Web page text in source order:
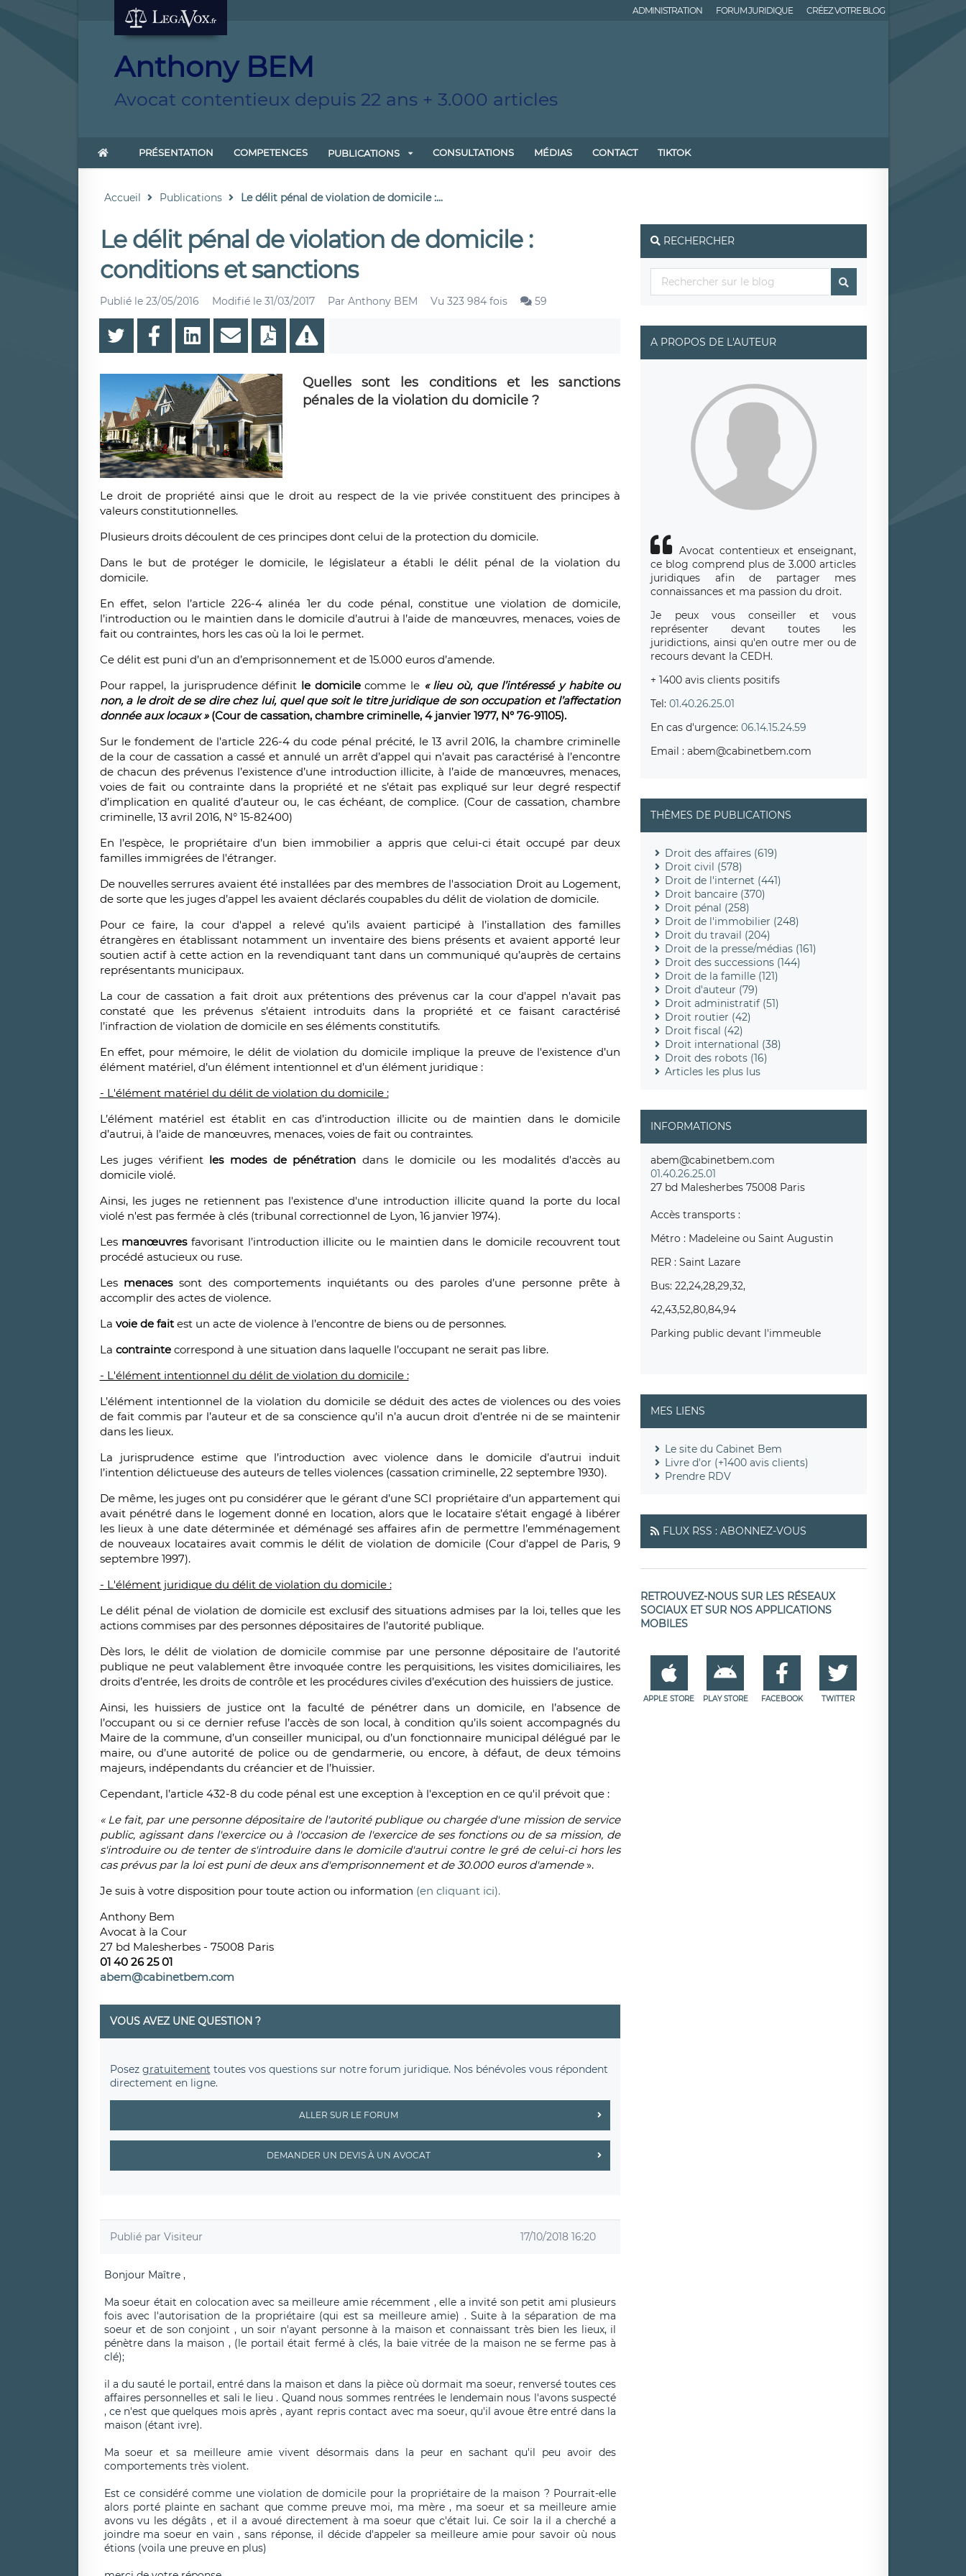
ADMINISTRATION FORUM JURIDIQUE CRÉEZ VOTRE BLOG
Anthony BEM
Avocat contentieux depuis 22 ans + 3.000 articles
PRÉSENTATION COMPETENCES PUBLICATIONS CONSULTATIONS MÉDIAS CONTACT TIKTOK
Accueil Publications Le délit pénal de violation de domicile :...
Le délit pénal de violation de domicile :
conditions et sanctions
Publié le 23/05/2016 Modifié le 31/03/2017 Par Anthony BEM Vu 323 984 fois 59
Quelles sont les conditions et les sanctions
pénales de la violation du domicile ?
Le droit de propriété ainsi que le droit au respect de la vie privée constituent des principes à
valeurs constitutionnelles.
Plusieurs droits découlent de ces principes dont celui de la protection du domicile.
Dans le but de protéger le domicile, le législateur a établi le délit pénal de la violation du
domicile.
En effet, selon l’article 226-4 alinéa 1er du code pénal, constitue une violation de domicile,
l’introduction ou le maintien dans le domicile d’autrui à l’aide de manœuvres, menaces, voies de
fait ou contraintes, hors les cas où la loi le permet.
Ce délit est puni d’un an d’emprisonnement et de 15.000 euros d’amende.
Pour rappel, la jurisprudence définit le domicilecomme le « lieu où, que l’intéressé y habite ou
non, a le droit de se dire chez lui, quel que soit le titre juridique de son occupation et l’affectation
donnée aux locaux » (Cour de cassation, chambre criminelle, 4 janvier 1977, N° 76-91105).
Sur le fondement de l’article 226-4 du code pénal précité, le 13 avril 2016, la chambre criminelle
de la cour de cassation a cassé et annulé un arrêt d’appel qui n’avait pas caractérisé à l’encontre
de chacun des prévenus l’existence d’une introduction illicite, à l’aide de manœuvres, menaces,
voies de fait ou contrainte dans la propriété et ne s’était pas expliqué sur leur degré respectif
d’implication en qualité d’auteur ou, le cas échéant, de complice. (Cour de cassation, chambre
criminelle, 13 avril 2016, N° 15-82400)
En l’espèce, le propriétaire d’un bien immobilier a appris que celui-ci était occupé par deux
familles immigrées de l'étranger.
De nouvelles serrures avaient été installées par des membres de l'association Droit au Logement,
de sorte que les juges d’appel les avaient déclarés coupables du délit de violation de domicile.
Pour ce faire, la cour d'appel a relevé qu’ils avaient participé à l’installation des familles
étrangères en établissant notamment un inventaire des biens présents et avaient apporté leur
soutien actif à cette action en la revendiquant tant dans un communiqué qu’auprès de certains
représentants municipaux.
La cour de cassation a fait droit aux prétentions des prévenus car la cour d'appel n'avait pas
constaté que les prévenus s’étaient introduits dans la propriété et ce faisant caractérisé
l’infraction de violation de domicile en ses éléments constitutifs.
En effet, pour mémoire, le délit de violation du domicile implique la preuve de l'existence d’un
élément matériel, d’un élément intentionnel et d’un élément juridique :
- L'élément matériel du délit de violation du domicile :
L’élément matériel est établit en cas d’introduction illicite ou de maintien dans le domicile
d’autrui, à l’aide de manœuvres, menaces, voies de fait ou contraintes.
Les juges vérifient les modes de pénétration dans le domicile ou les modalités d'accès au
domicile violé.
Ainsi, les juges ne retiennent pas l'existence d'une introduction illicite quand la porte du local
violé n'est pas fermée à clés (tribunal correctionnel de Lyon, 16 janvier 1974).
Les manœuvres favorisant l’introduction illicite ou le maintien dans le domicile recouvrent tout
procédé astucieux ou ruse.
Les menacessont des comportements inquiétants ou des paroles d’une personne prête à
accomplir des actes de violence.
La voie de faitest un acte de violence à l’encontre de biens ou de personnes.
La contrainte correspond à une situation dans laquelle l’occupant ne serait pas libre.
- L'élément intentionnel du délit de violation du domicile :
L’élément intentionnel de la violation du domicile se déduit des actes de violences ou des voies
de fait commis par l’auteur et de sa conscience qu’il n’a aucun droit d’entrée ni de se maintenir
dans les lieux.
La jurisprudence estime que l’introduction avec violence dans le domicile d’autrui induit
l’intention délictueuse des auteurs de telles violences (cassation criminelle, 22 septembre 1930).
De même, les juges ont pu considérer que le gérant d’une SCI propriétaire d’un appartement qui
avait pénétré dans le logement donné en location, alors que le locataire s’était engagé à libérer
les lieux à une date déterminée et déménagé ses affaires afin de permettre l’emménagement
de nouveaux locataires avait commis le délit de violation de domicile (Cour d'appel de Paris, 9
septembre 1997).
- L'élément juridique du délit de violation du domicile :
Le délit pénal de violation de domicile est exclusif des situations admises par la loi, telles que les
actions commises par des personnes dépositaires de l’autorité publique.
Dès lors, le délit de violation de domicile commise par une personne dépositaire de l’autorité
publique ne peut valablement être invoquée contre les perquisitions, les visites domiciliaires, les
droits d’entrée, les droits de contrôle et les procédures civiles d’exécution des huissiers de justice.
Ainsi, les huissiers de justice ont la faculté de pénétrer dans un domicile, en l’absence de
l’occupant ou si ce dernier refuse l’accès de son local, à condition qu’ils soient accompagnés du
Maire de la commune, d’un conseiller municipal, ou d’un fonctionnaire municipal délégué par le
maire, ou d’une autorité de police ou de gendarmerie, ou encore, à défaut, de deux témoins
majeurs, indépendants du créancier et de l’huissier.
Cependant, l’article 432-8 du code pénal est une exception à l'exception en ce qu'il prévoit que :
« Le fait, par une personne dépositaire de l'autorité publique ou chargée d'une mission de service
public, agissant dans l'exercice ou à l'occasion de l'exercice de ses fonctions ou de sa mission, de
s'introduire ou de tenter de s'introduire dans le domicile d'autrui contre le gré de celui-ci hors les
cas prévus par la loi est puni de deux ans d'emprisonnement et de 30.000 euros d'amende».
Je suis à votre disposition pour toute action ou information (en cliquant ici).
Anthony Bem
Avocat à la Cour
27 bd Malesherbes - 75008 Paris
01 40 26 25 01
abem@cabinetbem.com
VOUS AVEZ UNE QUESTION ?
Posez gratuitement toutes vos questions sur notre forum juridique. Nos bénévoles vous répondent
directement en ligne.
ALLER SUR LE FORUM
DEMANDER UN DEVIS À UN AVOCAT
Publié par Visiteur 17/10/2018 16:20
Bonjour Maître ,
Ma soeur était en colocation avec sa meilleure amie récemment , elle a invité son petit ami plusieurs
fois avec l'autorisation de la propriétaire (qui est sa meilleure amie) . Suite à la séparation de ma
soeur et de son conjoint , un soir n'ayant personne à la maison et connaissant très bien les lieux, il
pénètre dans la maison , (le portail était fermé à clés, la baie vitrée de la maison ne se ferme pas à
clé);
il a du sauté le portail, entré dans la maison et dans la pièce où dormait ma soeur, renversé toutes ces
affaires personnelles et sali le lieu . Quand nous sommes rentrées le lendemain nous l'avons suspecté
, ce n'est que quelques mois après , ayant repris contact avec ma soeur, qu'il avoue être entré dans la
maison (étant ivre).
Ma soeur et sa meilleure amie vivent désormais dans la peur en sachant qu'il peu avoir des
comportements très violent.
Est ce considéré comme une violation de domicile pour la propriétaire de la maison ? Pourrait-elle
alors porté plainte en sachant que comme preuve moi, ma mère , ma soeur et sa meilleure amie
avons vu les dégâts , et il a avoué directement à ma soeur que c'était lui. Ce soir la il a cherché a
joindre ma soeur en vain , sans réponse, il décide d'appeler sa meilleure amie pour savoir où nous
étions (voila une preuve en plus)
RECHERCHER
A PROPOS DE L'AUTEUR
Avocat contentieux et enseignant,
ce blog comprend plus de 3.000 articles
juridiques afin de partager mes
connaissances et ma passion du droit.
Je peux vous conseiller et vous
représenter devant toutes les
juridictions, ainsi qu'en outre mer ou de
recours devant la CEDH.
+ 1400 avis clients positifs
Tel:01.40.26.25.01
En cas d'urgence:06.14.15.24.59
Email : abem@cabinetbem.com
THÈMES DE PUBLICATIONS
Droit des affaires (619)
Droit civil (578)
Droit de l'internet (441)
Droit bancaire (370)
Droit pénal (258)
Droit de l'immobilier (248)
Droit du travail (204)
Droit de la presse/médias (161)
Droit des successions (144)
Droit de la famille (121)
Droit d'auteur (79)
Droit administratif (51)
Droit routier (42)
Droit fiscal (42)
Droit international (38)
Droit des robots (16)
Articles les plus lus
INFORMATIONS
abem@cabinetbem.com
01.40.26.25.01
27 bd Malesherbes 75008 Paris
Accès transports :
Métro : Madeleine ou Saint Augustin
RER : Saint Lazare
Bus: 22,24,28,29,32,
42,43,52,80,84,94
Parking public devant l'immeuble
MES LIENS
Le site du Cabinet Bem
Livre d'or (+1400 avis clients)
Prendre RDV
FLUX RSS : ABONNEZ-VOUS
RETROUVEZ-NOUS SUR LES RÉSEAUX
SOCIAUX ET SUR NOS APPLICATIONS
MOBILES
APPLE STORE PLAY STORE FACEBOOK TWITTER